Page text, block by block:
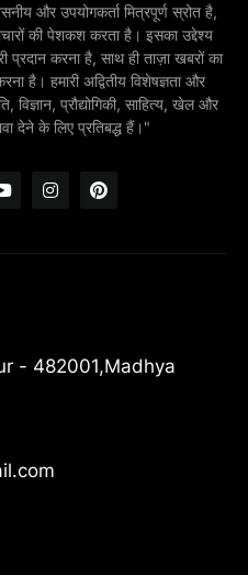
और उपयोगकर्ता मित्रपूर्ण स्रोत है,
की पेशकश करता है। इसका उद्देश्य
प्रदान करना है, साथ ही ताज़ा खबरों का
है। हमारी अद्वितीय विशेषज्ञता और
प्रौद्योगिकी, साहित्य, खेल और
देने के लिए प्रतिबद्ध हैं।"
- 482001,Madhya